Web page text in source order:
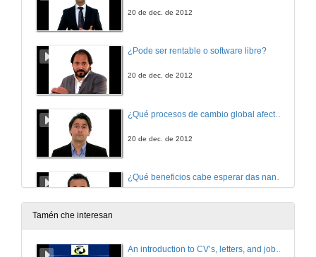
20 de dec. de 2012
¿Pode ser rentable o software libre?
20 de dec. de 2012
20 de dec. de 2012
¿Qué beneficios cabe esperar das nanotecnoloxías para consumidores e sociedade?
20 de dec. de 2012
Tamén che interesan
An introduction to CV’s, letters, and job searching